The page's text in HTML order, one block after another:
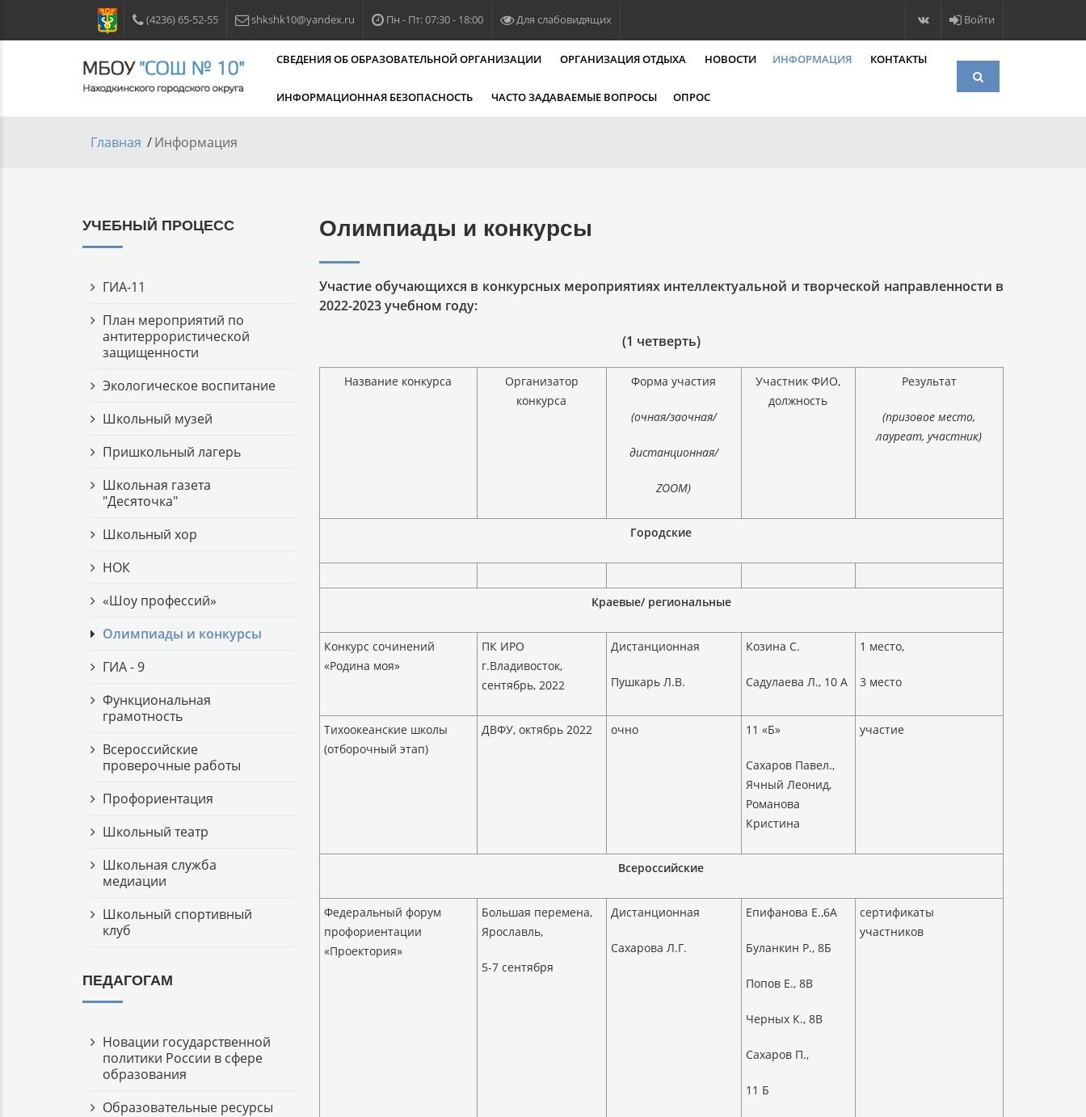
(4236) 65-52-55 shkshk10@yandex.ru Пн - Пт: 07:30 - 18:00 Для слабовидящих Войти
СВЕДЕНИЯ ОБ ОБРАЗОВАТЕЛЬНОЙ ОРГАНИЗАЦИИ ОРГАНИЗАЦИЯ ОТДЫХА НОВОСТИ ИНФОРМАЦИЯ КОНТАКТЫ
ИНФОРМАЦИОННАЯ БЕЗОПАСНОСТЬ ЧАСТО ЗАДАВАЕМЫЕ ВОПРОСЫ ОПРОС
Главная Информация
УЧЕБНЫЙ ПРОЦЕСС
ГИА-11
План мероприятий по
антитеррористической
защищенности
Экологическое воспитание
Школьный музей
Пришкольный лагерь
Школьная газета
"Десяточка"
Школьный хор
НОК
«Шоу профессий»
Олимпиады и конкурсы
ГИА - 9
Функциональная
грамотность
Всероссийские
проверочные работы
Профориентация
Школьный театр
Школьная служба
медиации
Школьный спортивный
клуб
ПЕДАГОГАМ
Новации государственной
политики России в сфере
образования
Образовательные ресурсы
Олимпиады и конкурсы
Участие обучающихся в конкурсных мероприятиях интеллектуальной и творческой направленности в
2022-2023 учебном году:
(1 четверть)
Название конкурса
Организатор
конкурса
Форма участия
(очная/заочная/
дистанционная/
ZOOM)
Участник ФИО,
должность
Результат
(призовое место,
лауреат, участник)
Городские
Краевые/ региональные
Конкурс сочинений
«Родина моя»
ПК ИРО
г.Владивосток,
сентябрь, 2022
Дистанционная
Пушкарь Л.В.
Козина С.
Садулаева Л., 10 А
1 место,
3 место
Тихоокеанские школы
(отборочный этап)
ДВФУ, октябрь 2022 очно 11 «Б»
Сахаров Павел.,
Ячный Леонид,
Романова
Кристина
участие
Всероссийские
Федеральный форум
профориентации
«Проектория»
Большая перемена,
Ярославль,
5-7 сентября
Дистанционная
Сахарова Л.Г.
Епифанова Е.,6А
Буланкин Р., 8Б
Попов Е., 8В
Черных К., 8В
Сахаров П.,
11 Б
сертификаты
участников